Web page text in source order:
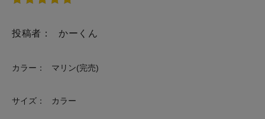
投稿者： かーくん
カラー： マリン(完売)
サイズ： カラー